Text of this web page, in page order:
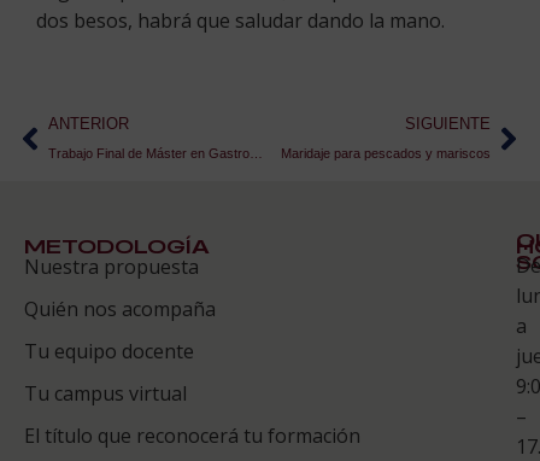
dos besos, habrá que saludar dando la mano.
ANTERIOR SIGUIENTE
Maridaje para pescados y mariscos
METODOLOGÍA
Nuestra propuesta
Quién nos acompaña
Tu equipo docente
Tu campus virtual
El título que reconocerá tu formación
Te
De
a
–